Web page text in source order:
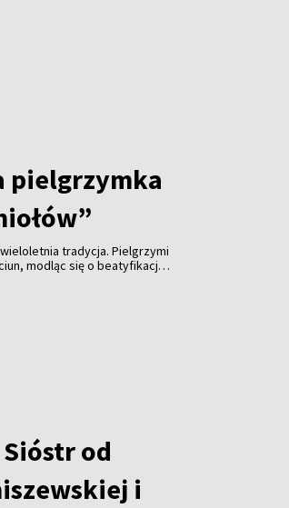
pielgrzymka
tradycja. Pielgrzymi
modląc się o beatyfikację
od
i